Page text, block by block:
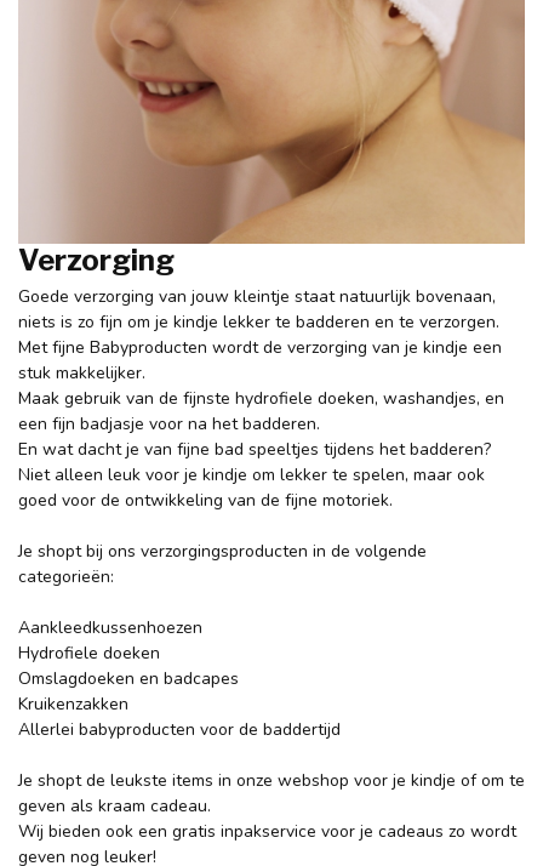
Verzorging
Goede verzorging van jouw kleintje staat natuurlijk bovenaan,
niets is zo fijn om je kindje lekker te badderen en te verzorgen.
Met fijne Babyproducten wordt de verzorging van je kindje een
stuk makkelijker.
Maak gebruik van de fijnste hydrofiele doeken, washandjes, en
een fijn badjasje voor na het badderen.
En wat dacht je van fijne bad speeltjes tijdens het badderen?
Niet alleen leuk voor je kindje om lekker te spelen, maar ook
goed voor de ontwikkeling van de fijne motoriek.
Je shopt bij ons verzorgingsproducten in de volgende
categorieën:
Aankleedkussenhoezen
Hydrofiele doeken
Omslagdoeken en badcapes
Kruikenzakken
Allerlei babyproducten voor de baddertijd
Je shopt de leukste items in onze webshop voor je kindje of om te
geven als kraam cadeau.
Wij bieden ook een gratis inpakservice voor je cadeaus zo wordt
geven nog leuker!